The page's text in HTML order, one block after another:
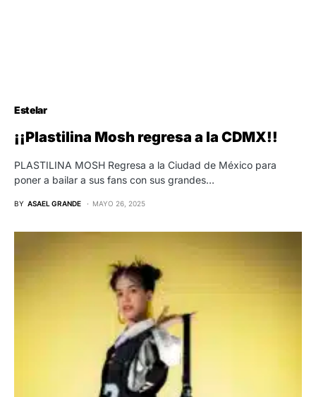
Estelar
¡¡Plastilina Mosh regresa a la CDMX!!
PLASTILINA MOSH Regresa a la Ciudad de México para
poner a bailar a sus fans con sus grandes…
BY ASAEL GRANDE MAYO 26, 2025